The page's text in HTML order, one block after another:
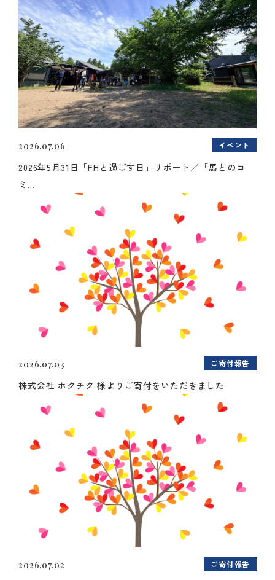
2026.07.06 イベント
2026年5月31日「FHと過ごす日」リポート／「馬とのコ
ミ...
2026.07.03 ご寄付報告
株式会社 ホクチク 様よりご寄付をいただきました
2026.07.02 ご寄付報告